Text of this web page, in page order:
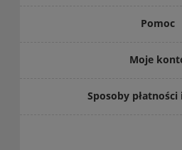
Pomoc
Moje
Sposoby